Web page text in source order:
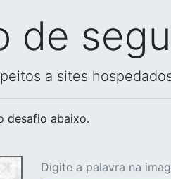
de
a sites
desafio abaixo.
Digite a palavra na